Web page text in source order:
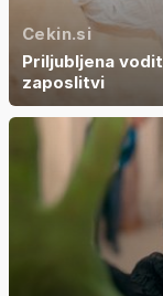
Cekin.si
Priljubljena
zaposlitvi